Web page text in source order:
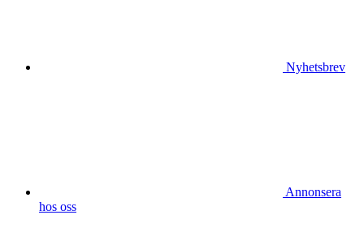
Nyhetsbrev
Annonsera
hos oss